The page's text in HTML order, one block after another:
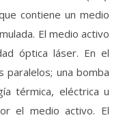
contiene un medio
El medio activo
óptica láser. En el
una bomba
térmica, eléctrica u
el medio activo. El